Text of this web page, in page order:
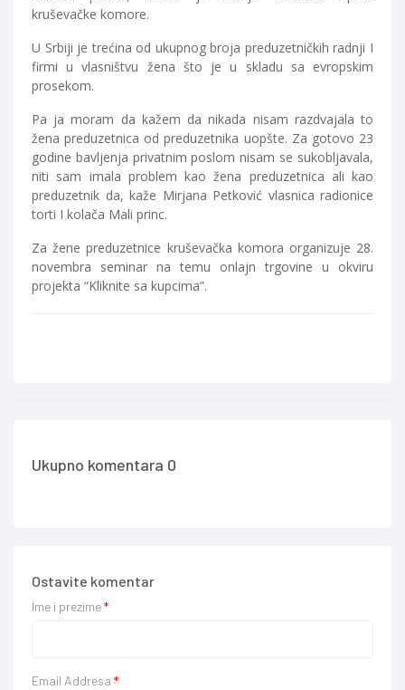
kruševačke komore.
U Srbiji je trećina od ukupnog broja preduzetničkih radnji I
firmi u vlasništvu žena što je u skladu sa evropskim
prosekom.
Pa ja moram da kažem da nikada nisam razdvajala to
žena preduzetnica od preduzetnika uopšte. Za gotovo 23
godine bavljenja privatnim poslom nisam se sukobljavala,
niti sam imala problem kao žena preduzetnica ali kao
preduzetnik da, kaže Mirjana Petković vlasnica radionice
torti I kolača Mali princ.
Za žene preduzetnice kruševačka komora organizuje 28.
novembra seminar na temu onlajn trgovine u okviru
projekta “Kliknite sa kupcima”.
Ukupno komentara 0
Ostavite komentar
Ime i prezime*
Email Addresa *